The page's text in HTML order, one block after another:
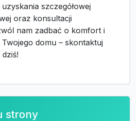
szczegółowej
oraz konsultacji
nam zadbać o komfort i
domu – skontaktuj
strony